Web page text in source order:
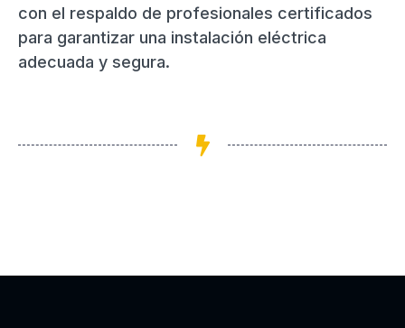
con el respaldo de profesionales certificados
para garantizar una instalación eléctrica
adecuada y segura.